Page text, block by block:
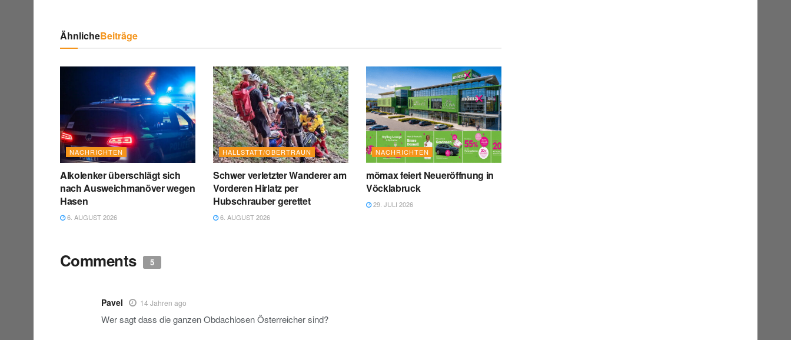
ÄhnlicheBeiträge
NACHRICHTEN
Alkolenker überschlägt sich
nach Ausweichmanöver wegen
Hasen
6. AUGUST 2026
HALLSTATT/OBERTRAUN
Schwer verletzter Wanderer am
Vorderen Hirlatz per
Hubschrauber gerettet
6. AUGUST 2026
NACHRICHTEN
mömax feiert Neueröffnung in
Vöcklabruck
29. JULI 2026
Comments 5
Pavel 14 Jahren ago
Wer sagt dass die ganzen Obdachlosen Österreicher sind?